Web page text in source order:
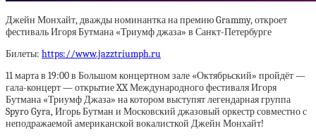
Джейн Монхайт, дважды номинантка на премию Grammy, откроет
фестиваль Игоря Бутмана «Триумф джаза» в Санкт-Петербурге
Билеты: https://www.jazztriumph.ru
11 марта в 19:00 в Большом концертном зале «Октябрьский» пройдёт —
гала-концерт — открытие XX Международного фестиваля Игоря
Бутмана «Триумф Джаза» на котором выступят легендарная группа
Spyro Gyra, Игорь Бутман и Московский джазовый оркестр совместно с
неподражаемой американской вокалисткой Джейн Монхайт!